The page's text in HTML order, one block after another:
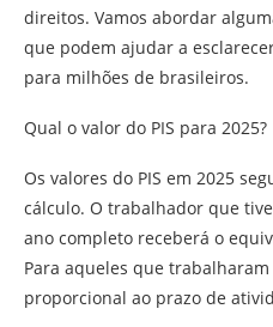
direitos. Vamos abordar
que podem ajudar a
para milhões de brasileiros.
Qual o valor do PIS para 2025?
Os valores do PIS em 2025
cálculo. O trabalhador que
ano completo receberá o
Para aqueles que
proporcional ao prazo de